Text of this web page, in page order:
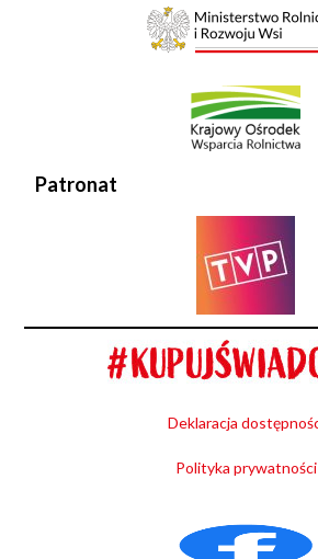
Patronat
Deklaracja
Polityka prywatności